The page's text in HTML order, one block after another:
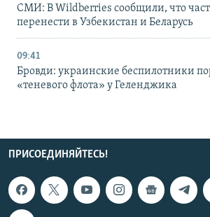
СМИ: В Wildberries сообщили, что
перенести в Узбекистан и Беларусь
09:41
Бровди: украинские беспилотники
«теневого флота» у Геленджика
ПРИСОЕДИНЯЙТЕСЬ!